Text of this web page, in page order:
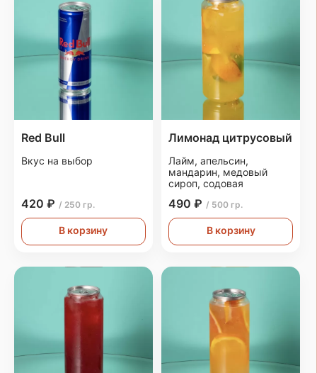
Red Bull
Вкус на выбор
420 ₽ / 250 гр.
В корзину
Лимонад цитрусовый
Лайм, апельсин,
мандарин, медовый
сироп, содовая
490 ₽ / 500 гр.
В корзину